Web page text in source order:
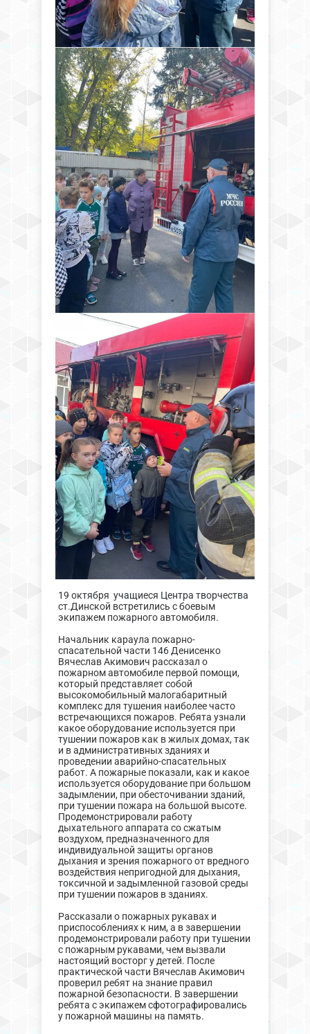
19 октября учащиеся Центра творчества
ст.Динской встретились с боевым
экипажем пожарного автомобиля.
Начальник караула пожарно-
спасательной части 146 Денисенко
Вячеслав Акимович рассказал о
пожарном автомобиле первой помощи,
который представляет собой
высокомобильный малогабаритный
комплекс для тушения наиболее часто
встречающихся пожаров. Ребята узнали
какое оборудование используется при
тушении пожаров как в жилых домах, так
и в административных зданиях и
проведении аварийно-спасательных
работ. А пожарные показали, как и какое
используется оборудование при большом
задымлении, при обесточивании зданий,
при тушении пожара на большой высоте.
Продемонстрировали работу
дыхательного аппарата со сжатым
воздухом, предназначенного для
индивидуальной защиты органов
дыхания и зрения пожарного от вредного
воздействия непригодной для дыхания,
токсичной и задымленной газовой среды
при тушении пожаров в зданиях.
Рассказали о пожарных рукавах и
приспособлениях к ним, а в завершении
продемонстрировали работу при тушении
с пожарным рукавами, чем вызвали
настоящий восторг у детей. После
практической части Вячеслав Акимович
проверил ребят на знание правил
пожарной безопасности. В завершении
ребята с экипажем сфотографировались
у пожарной машины на память.